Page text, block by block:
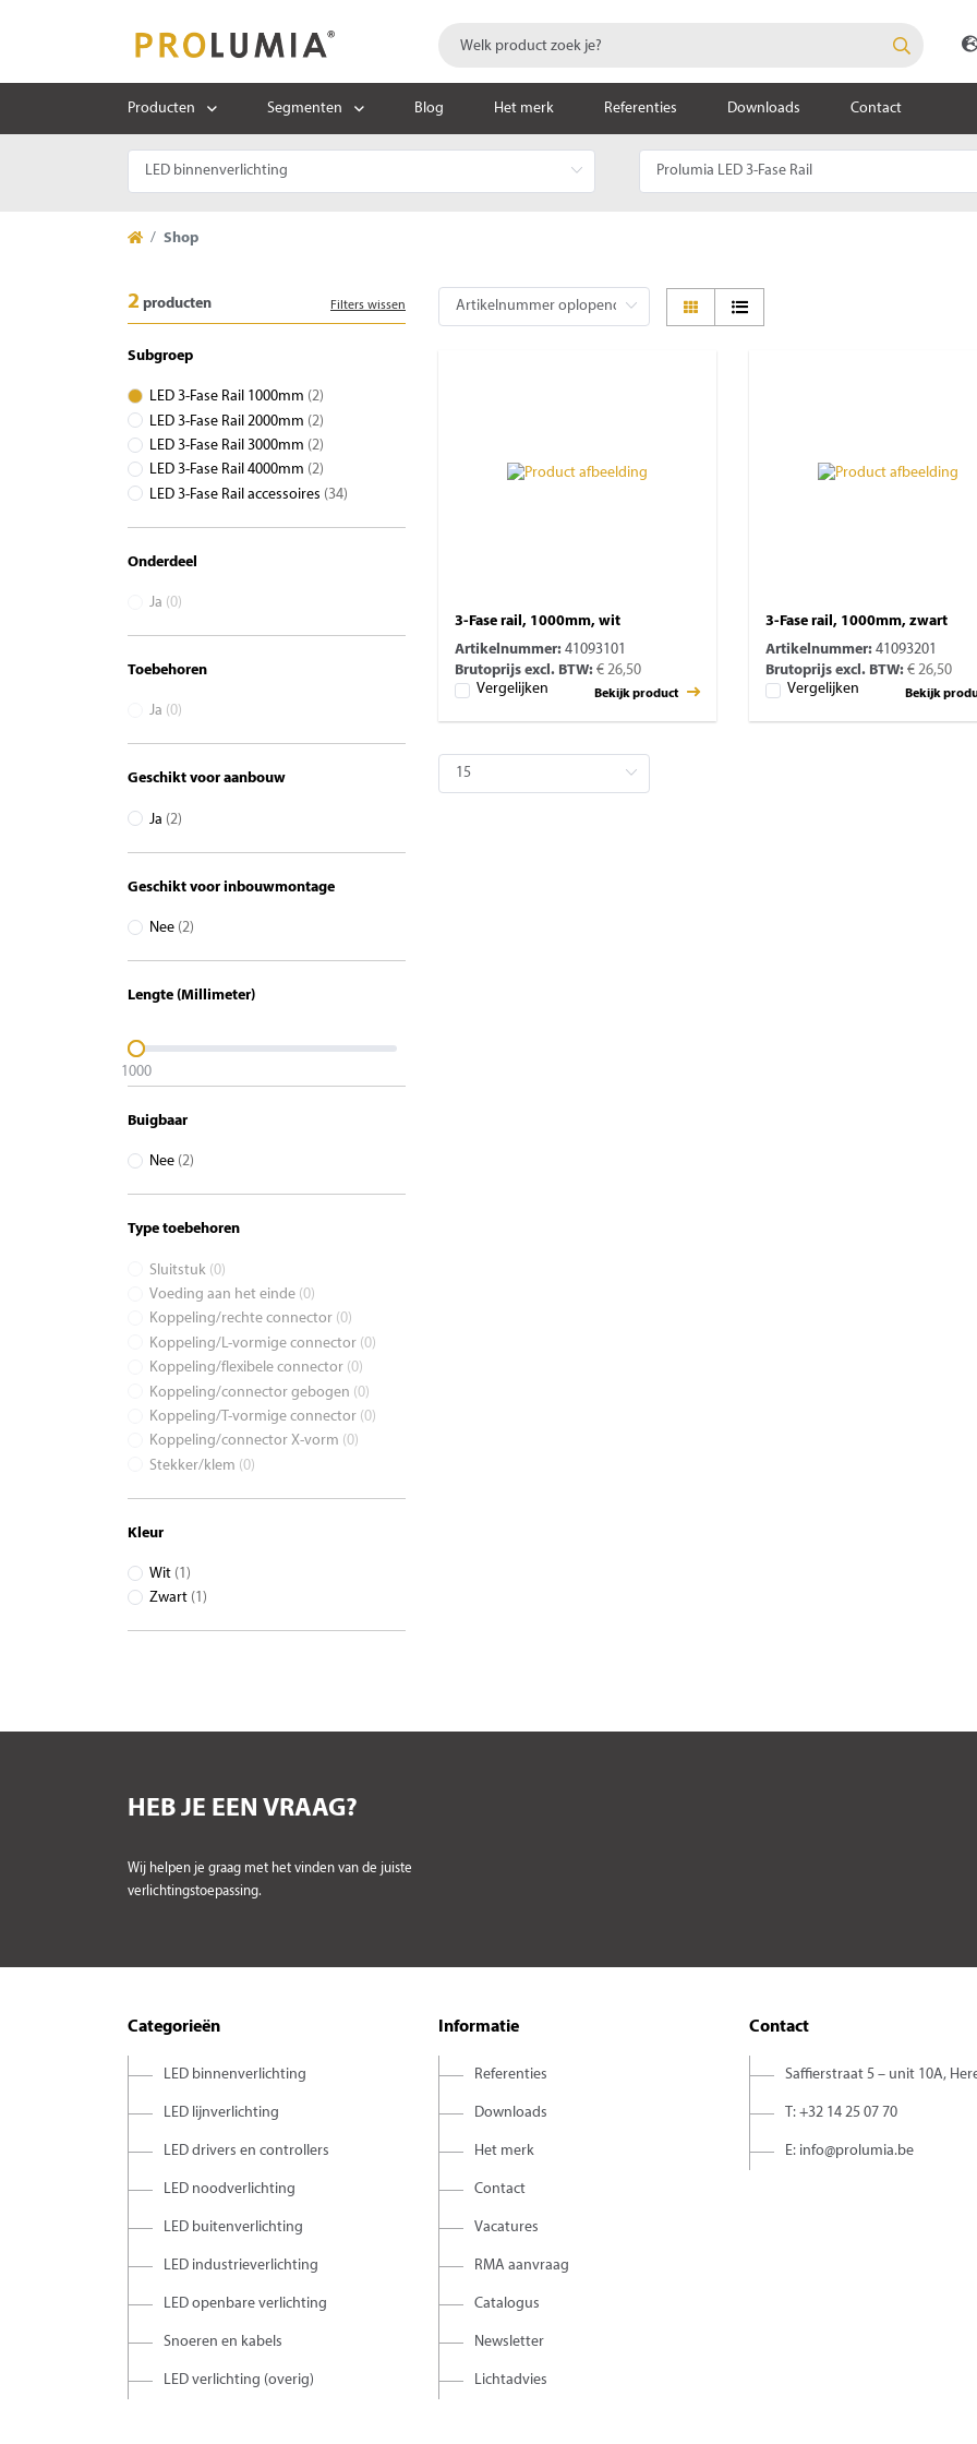
Producten Segmenten Blog Het merk Referenties Downloads Contact
Shop
2 producten Filters wissen
Subgroep
LED 3-Fase Rail 1000mm (2)
LED 3-Fase Rail 2000mm (2)
LED 3-Fase Rail 3000mm (2)
LED 3-Fase Rail 4000mm (2)
LED 3-Fase Rail accessoires (34)
Onderdeel
Ja (0)
Toebehoren
Ja (0)
Geschikt voor aanbouw
Ja (2)
Geschikt voor inbouwmontage
Nee (2)
Lengte (Millimeter)
1000
Buigbaar
Nee (2)
Type toebehoren
Sluitstuk (0)
Voeding aan het einde (0)
Koppeling/rechte connector (0)
Koppeling/L-vormige connector (0)
Koppeling/flexibele connector (0)
Koppeling/connector gebogen (0)
Koppeling/T-vormige connector (0)
Koppeling/connector X-vorm (0)
Stekker/klem (0)
Kleur
Wit (1)
Zwart (1)
3-Fase rail, 1000mm, wit
Artikelnummer: 41093101
Brutoprijs excl. BTW: € 26,50
Vergelijken
Bekijk product
3-Fase rail, 1000mm, zwart
Artikelnummer: 41093201
Brutoprijs excl. BTW: € 26,50
Vergelijken
Bekijk
HEB JE EEN VRAAG?
Wij helpen je graag met het vinden van de juiste
verlichtingstoepassing.
Categorieën
LED binnenverlichting
LED lijnverlichting
LED drivers en controllers
LED noodverlichting
LED buitenverlichting
LED industrieverlichting
LED openbare verlichting
Snoeren en kabels
LED verlichting (overig)
Informatie
Referenties
Downloads
Het merk
Contact
Vacatures
RMA aanvraag
Catalogus
Newsletter
Lichtadvies
Contact
Saffierstraat 5 – unit 10A,
T: +32 14 25 07 70
E: info@prolumia.be